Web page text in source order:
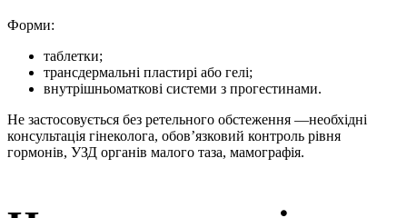
Форми:
таблетки;
трансдермальні пластирі або гелі;
внутрішньоматкові системи з прогестинами.
Не застосовується без ретельного обстеження —необхідні
консультація гінеколога, обов’язковий контроль рівня
гормонів, УЗД органів малого таза, мамографія.